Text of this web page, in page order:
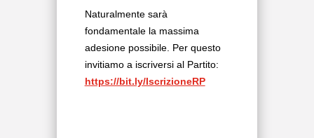
Naturalmente sarà
fondamentale la massima
adesione possibile. Per questo
invitiamo a iscriversi al Partito:
https://bit.ly/IscrizioneRP